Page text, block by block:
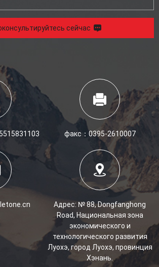
сейчас
факс：0395-2610007
Адрес: № 88, Dongfanghong
Road, Национальная зона
экономического и
технологического развития
Луохэ, город Луохэ, провинция
Хэнань.